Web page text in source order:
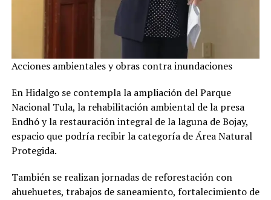
Acciones ambientales y obras contra inundaciones
En Hidalgo se contempla la ampliación del Parque
Nacional Tula, la rehabilitación ambiental de la presa
Endhó y la restauración integral de la laguna de Bojay,
espacio que podría recibir la categoría de Área Natural
Protegida.
También se realizan jornadas de reforestación con
ahuehuetes, trabajos de saneamiento, fortalecimiento de